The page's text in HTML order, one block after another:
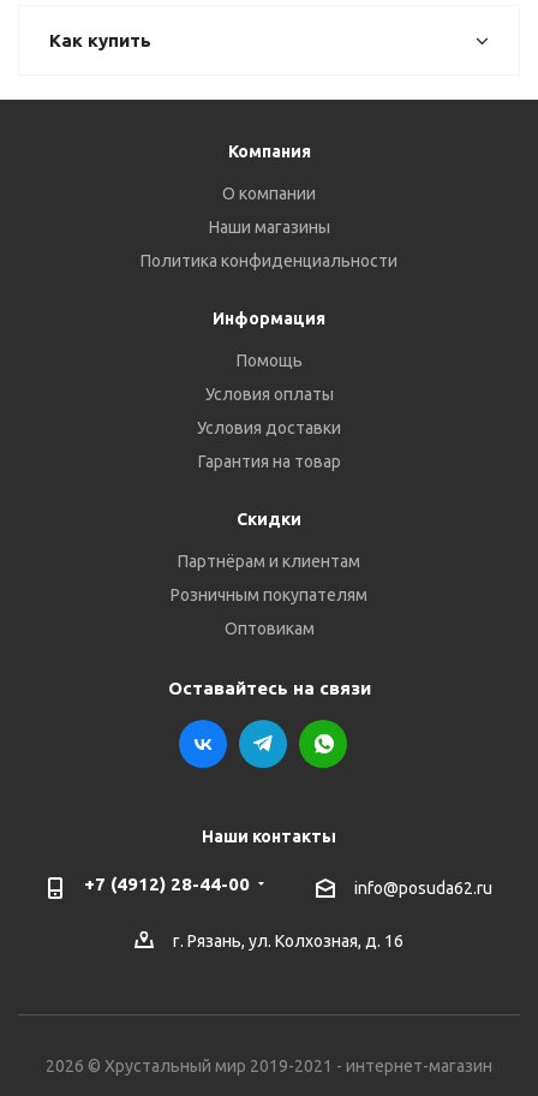
Как купить
Компания
О компании
Наши магазины
Политика конфиденциальности
Информация
Помощь
Условия оплаты
Условия доставки
Гарантия на товар
Скидки
Партнёрам и клиентам
Розничным покупателям
Оптовикам
Оставайтесь на связи
Наши контакты
+7 (4912) 28-44-00 info@posuda62.ru
г. Рязань, ул. Колхозная, д. 16
2026 © Хрустальный мир 2019-2021 - интернет-магазин